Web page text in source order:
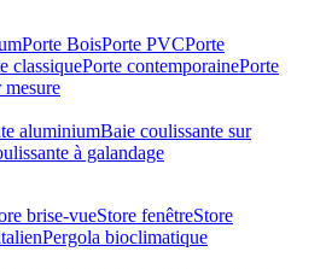
Porte BoisPorte PVCPorte
classiquePorte contemporainePorte
mesure
aluminiumBaie coulissante sur
à galandage
brise-vueStore fenêtreStore
Pergola bioclimatique